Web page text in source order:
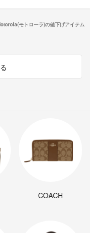
モトローラ)の値下げアイテム
COACH